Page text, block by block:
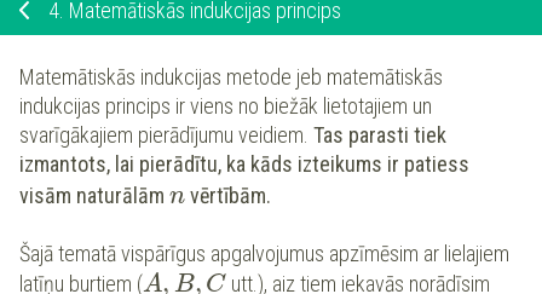
4. Matemātiskās indukcijas princips
Matemātiskās indukcijas metode jeb matemātiskās
indukcijas princips ir viens no biežāk lietotajiem un
svarīgākajiem pierādījumu veidiem. Tas parasti tiek
izmantots, lai pierādītu, ka kāds izteikums ir patiess
visām naturālām nvērtībām.
Šajā tematā vispārīgus apgalvojumus apzīmēsim ar lielajiem
latīņu burtiem (A, B, Cutt.), aiz tiem iekavās norādīsim